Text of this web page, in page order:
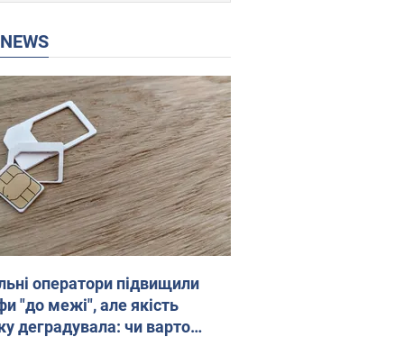
NEWS
оператори підвищили
"до межі", але якість
деградувала: чи варто